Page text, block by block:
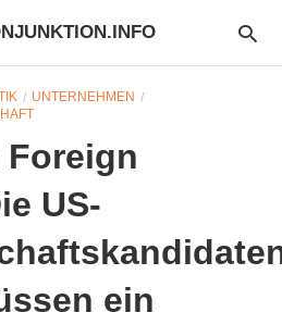
UNTERNEHMEN
US-
ein